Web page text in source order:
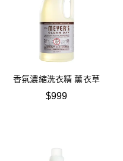
香氛濃縮洗衣精 薰衣草
$999